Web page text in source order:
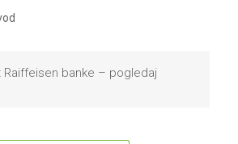
Raiffeisen banke – pogledaj